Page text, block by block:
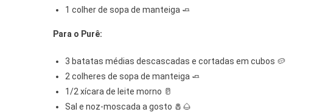
1 colher de sopa de manteiga 🧈
Para o Purê:
3 batatas médias descascadas e cortadas em cubos 🥔
2 colheres de sopa de manteiga 🧈
1/2 xícara de leite morno 🥛
Sal e noz-moscada a gosto 🧂🌰